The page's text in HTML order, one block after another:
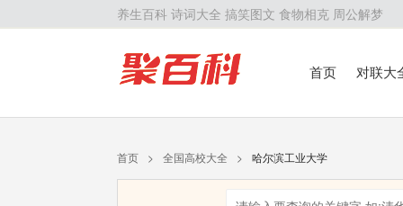
养生百科 诗词大全 搞笑图文 食物相克 周公解梦
首页
对联大
首页 > 全国高校大全 > 哈尔滨工业大学